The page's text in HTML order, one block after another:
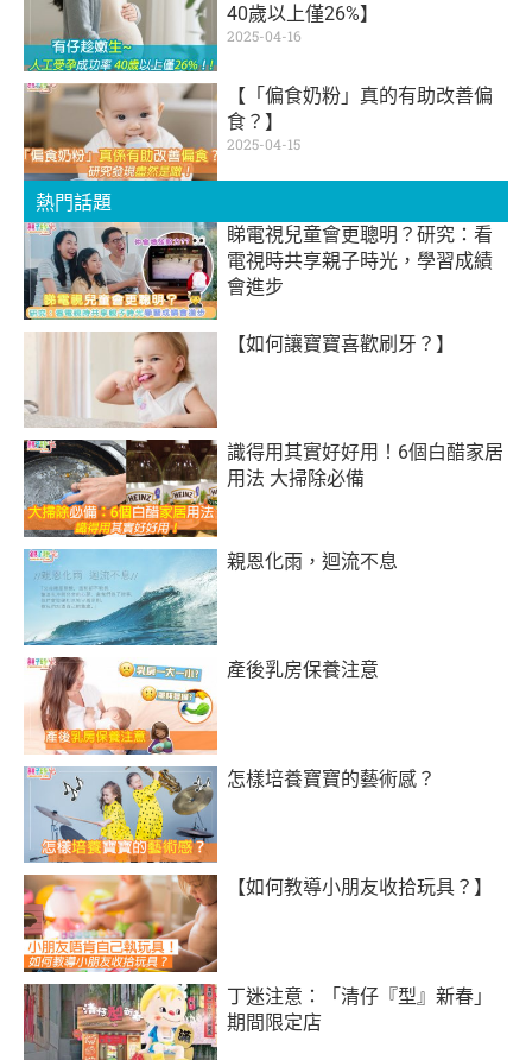
40歲以上僅26%】
2025-04-16
【「偏食奶粉」真的有助改善偏
食？】
2025-04-15
熱門話題
睇電視兒童會更聰明？研究：看
電視時共享親子時光，學習成績
會進步
【如何讓寶寶喜歡刷牙？】
識得用其實好好用！6個白醋家居
用法 大掃除必備
親恩化雨，迴流不息
產後乳房保養注意
怎樣培養寶寶的藝術感？
【如何教導小朋友收拾玩具？】
丁迷注意：「清仔『型』新春」
期間限定店